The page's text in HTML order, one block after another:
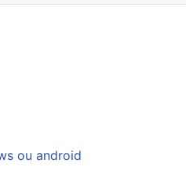
ou android